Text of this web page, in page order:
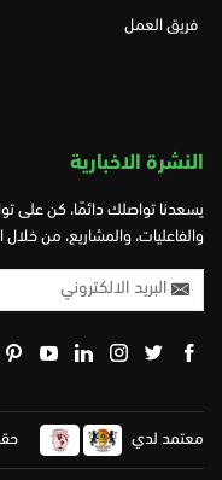
فريق العمل
النشرة الاخبارية
يسعدنا تواصلك دائمًا، كن على
والفاعليات، والمشاريع، من خلال
معتمد لدي